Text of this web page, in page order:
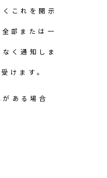
これを開示
部または一
く通知しま
けます。
ある場合